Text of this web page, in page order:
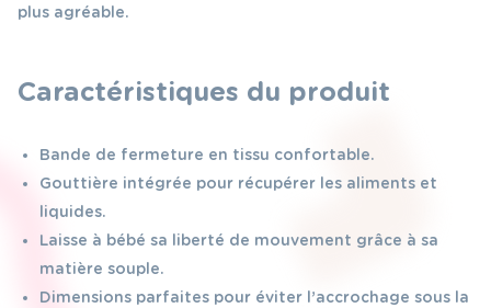
plus agréable.
Caractéristiques du produit
Bande de fermeture en tissu confortable.
Gouttière intégrée pour récupérer les aliments et
liquides.
Laisse à bébé sa liberté de mouvement grâce à sa
matière souple.
Dimensions parfaites pour éviter l’accrochage sous la